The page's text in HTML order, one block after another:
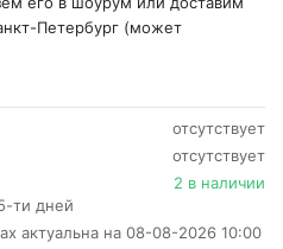
Петербург (может
отсутствует
отсутствует
2 в наличии
ти дней
актуальна на 08-08-2026 10:00